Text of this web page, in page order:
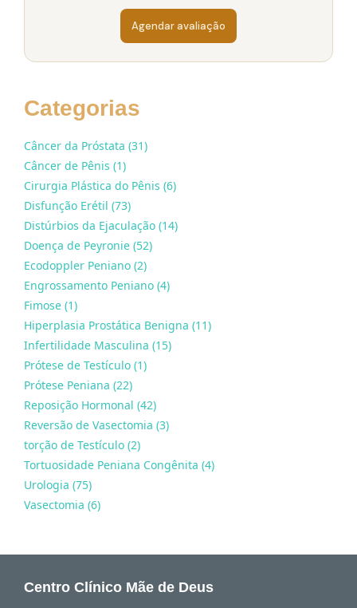
Agendar avaliação
Categorias
Câncer da Próstata (31)
Câncer de Pênis (1)
Cirurgia Plástica do Pênis (6)
Disfunção Erétil (73)
Distúrbios da Ejaculação (14)
Doença de Peyronie (52)
Ecodoppler Peniano (2)
Engrossamento Peniano (4)
Fimose (1)
Hiperplasia Prostática Benigna (11)
Infertilidade Masculina (15)
Prótese de Testículo (1)
Prótese Peniana (22)
Reposição Hormonal (42)
Reversão de Vasectomia (3)
torção de Testículo (2)
Tortuosidade Peniana Congênita (4)
Urologia (75)
Vasectomia (6)
Centro Clínico Mãe de Deus